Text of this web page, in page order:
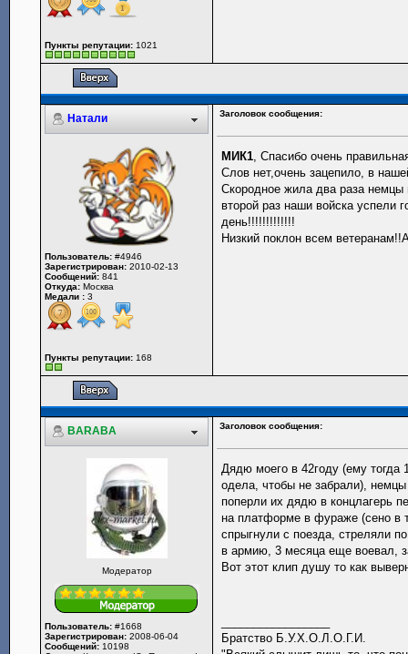
Пункты репутации: 1021
Натали Заголовок сообщения:
Пользователь: #4946
Зарегистрирован: 2010-02-13
Сообщений: 841
Откуда: Москва
Медали : 3
Пункты репутации: 168
МИК1, Спасибо очень
Слов нет,очень зацепило, в
Скородное жила два раза немцы
второй раз наши войска успели
день!!!!!!!!!!!!!
Низкий поклон всем
BARABA Заголовок сообщения:
Модератор
Пользователь: #1668
Зарегистрирован: 2008-06-04
Сообщений: 10198
Дядю моего в 42году (ему
одела, чтобы не забрали),
поперли их дядю в концлагерь
на платформе в фураже (сено в
спрыгнули с поезда, стреляли
в армию, 3 месяца еще воевал,
Вот этот клип душу то как
Братство Б.У.Х.О.Л.О.Г.И.